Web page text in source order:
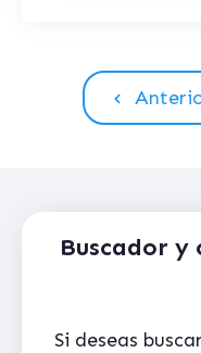
Buscador
Si deseas